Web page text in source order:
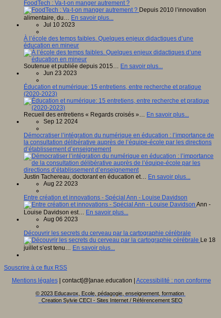
FoodTech : Va-t-on manger autrement ?
Depuis 2010 l’innovation
alimentaire, du… En savoir plus...
Jul 10 2023
À l’école des temps faibles. Quelques enjeux didactiques d’une
éducation en mineur
Soutenue et publiée depuis 2015… En savoir plus...
Jun 23 2023
Éducation et numérique: 15 entretiens, entre recherche et pratique
(2020-2023)
Recueil des entretiens « Regards croisés »… En savoir plus...
Sep 12 2024
Démocratiser l’intégration du numérique en éducation : l’importance de
la consultation délibérative auprès de l’équipe-école par les directions
d’établissement d’enseignement
Justin Tachereau, doctorant en éducation et… En savoir plus...
Aug 22 2023
Entre création et innovations - Spécial Ann - Louise Davidson
Ann -
Louise Davidson est… En savoir plus...
Aug 06 2023
Découvrir les secrets du cerveau par la cartographie cérébrale
Le 18
juillet s’est tenu… En savoir plus...
Souscrire à ce flux RSS
Mentions légales| contact[@]anae.education | Accessibilité : non conforme
© 2023 Educavox, Ecole, pédagogie, enseignement, formation
Creation Sylvie CECI - Sites Internet / Référencement SEO